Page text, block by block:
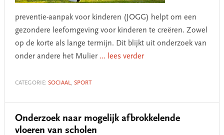
preventie-aanpak voor kinderen (JOGG) helpt om een
gezondere leefomgeving voor kinderen te creëren. Zowel
op de korte als lange termijn. Dit blijkt uit onderzoek van
onder andere het Mulier ... lees verder
CATEGORIE: SOCIAAL, SPORT
Onderzoek naar mogelijk afbrokkelende
vloeren van scholen